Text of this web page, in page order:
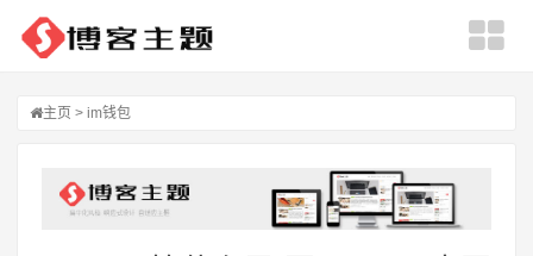
主页 > im钱包